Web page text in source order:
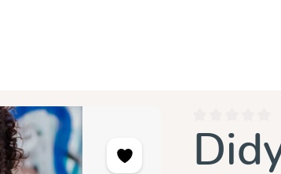
Note moyenne